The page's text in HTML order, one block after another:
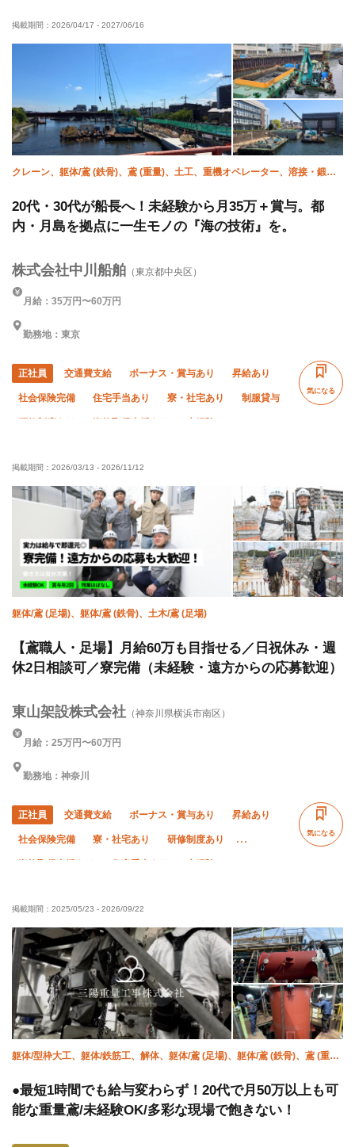
完全週休二日制 残業月20時間以下
夏季休暇
掲載期間： 2026/04/17 - 2027/06/16
クレーン、躯体/鳶 (鉄骨)、鳶 (重量)、土工、重機オペレーター、溶接・鍛冶
20代・30代が船長へ！未経験から月35万＋賞与。都
内・月島を拠点に一生モノの『海の技術』を。
株式会社中川船舶 （東京都中央区）
月給：35万円〜60万円
勤務地：東京
正社員 交通費支給 ボーナス・賞与あり 昇給あり
社会保険完備 住宅手当あり 寮・社宅あり 制服貸与
研修制度あり 資格取得支援あり 未経験OK
土日休み 夏季休暇 年末年始休暇
気になる
掲載期間： 2026/03/13 - 2026/11/12
躯体/鳶 (足場)、躯体/鳶 (鉄骨)、土木/鳶 (足場)
【鳶職人・足場】月給60万も目指せる／日祝休み・週
休2日相談可／寮完備（未経験・遠方からの応募歓迎）
東山架設株式会社 （神奈川県横浜市南区）
月給：25万円〜60万円
勤務地：神奈川
正社員 交通費支給 ボーナス・賞与あり 昇給あり
社会保険完備 寮・社宅あり 研修制度あり
直帰・直行OK 夏季休暇
車・バイク通勤OK
気になる
掲載期間： 2025/05/23 - 2026/09/22
躯体/型枠大工、躯体/鉄筋工、解体、躯体/鳶 (足場)、躯体/鳶 (鉄骨)、鳶 (重
●最短1時間でも給与変わらず！20代で月50万以上も可
能な重量鳶/未経験OK/多彩な現場で飽きない！